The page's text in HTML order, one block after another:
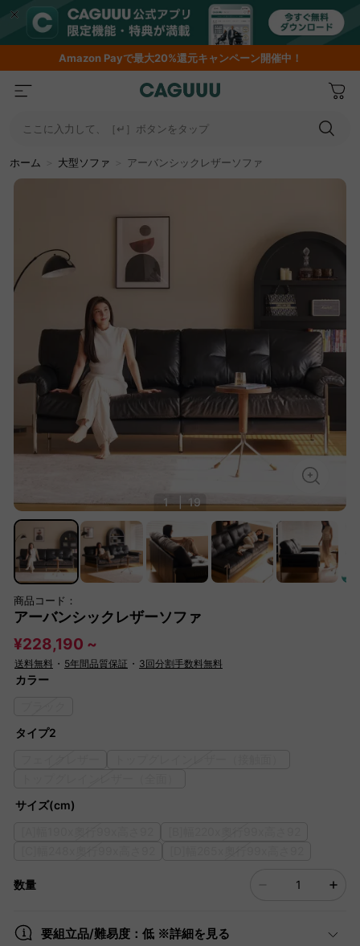
AmazonPayで最大20%還元キャンペーン開催中！
ここに入力して、［↵］ボタンをタップ
ホーム 大型ソファ アーバンシックレザーソファ
1 | 19
商品コード：
アーバンシックレザーソファ
¥228,190 ~
送料無料 ・ 5年間品質保証 ・ 3回分割手数料無料
カラー
タイプ2
サイズ(cm)
数量
要組立品/難易度：低 ※詳細を見る